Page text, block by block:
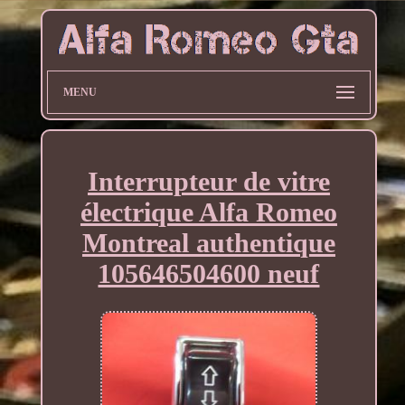
MENU
Interrupteur de vitre
électrique Alfa Romeo
Montreal authentique
105646504600 neuf